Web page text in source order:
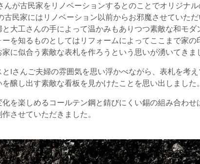
んが古民家をリノベーションするとのことでオリジナ
古民家にはリノベーション以前からお邪魔させていただ
と大工さんの手によって温かみもありつつ素敵な和モ
ーを知るものとしてはリフォームによってここまで家
に似合う素敵な表札を作ろうという思いが湧いてきま
とIさんご夫婦の雰囲気を思い浮かべながら、表札を考
醸し出す素敵な看板を見かけたことを思い出しました。
化を楽しめるコールテン鋼と錆びにくい錫の組み合わ
させていただきました。